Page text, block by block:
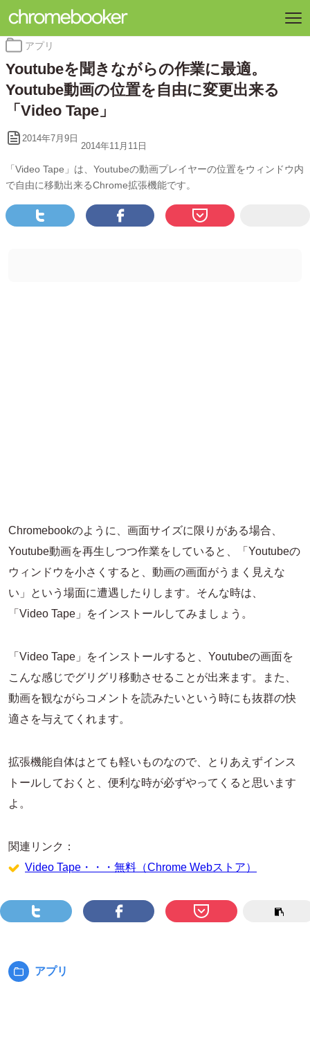
カ
ゴ
リ
ー:
アプリ
Youtubeを聞きながらの作業に最適。
Youtube動画の位置を自由に変更出来る
「Video Tape」
2014年7月9日
2014年11月11日
「Video Tape」は、Youtubeの動画プレイヤーの位置をウィンドウ内
で自由に移動出来るChrome拡張機能です。
Chromebookのように、画面サイズに限りがある場合、
Youtube動画を再生しつつ作業をしていると、「Youtubeの
ウィンドウを小さくすると、動画の画面がうまく見えな
い」という場面に遭遇したりします。そんな時は、
「Video Tape」をインストールしてみましょう。
「Video Tape」をインストールすると、Youtubeの画面を
こんな感じでグリグリ移動させることが出来ます。また、
動画を観ながらコメントを読みたいという時にも抜群の快
適さを与えてくれます。
拡張機能自体はとても軽いものなので、とりあえずインス
トールしておくと、便利な時が必ずやってくると思います
よ。
関連リンク：
Video Tape・・・無料（Chrome Webストア）
カ
アプリ